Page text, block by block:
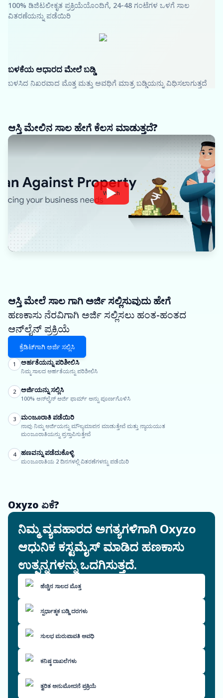
100% ಡಿಜಿಟಲೀಕೃತ ಪ್ರಕ್ರಿಯೆಯೊಂದಿಗೆ, 24-48 ಗಂಟೆಗಳ ಒಳಗೆ ಸಾಲ
ವಿತರಣೆಯನ್ನು ಪಡೆಯಿರಿ
ಬಳಕೆಯ ಆಧಾರದ ಮೇಲೆ ಬಡ್ಡಿ
ಬಳಸಿದ ನಿಖರವಾದ ಮೊತ್ತ ಮತ್ತು ಅವಧಿಗೆ ಮಾತ್ರ ಬಡ್ಡಿಯನ್ನು ವಿಧಿಸಲಾಗುತ್ತದೆ
ಆಸ್ತಿ ಮೇಲಿನ ಸಾಲ ಹೇಗೆ ಕೆಲಸ ಮಾಡುತ್ತದೆ?
Watch
ಆಸ್ತಿ ಮೇಲೆ ಸಾಲ ಗಾಗಿ ಅರ್ಜಿ ಸಲ್ಲಿಸುವುದು ಹೇಗೆ
ಹಣಕಾಸು ನೆರವಿಗಾಗಿ ಅರ್ಜಿ ಸಲ್ಲಿಸಲು ಹಂತ-ಹಂತದ
ಆನ್‌ಲೈನ್ ಪ್ರಕ್ರಿಯೆ
ಕ್ರೆಡಿಟ್‌ಗಾಗಿ ಅರ್ಜಿ ಸಲ್ಲಿಸಿ
1 ಅರ್ಹತೆಯನ್ನು ಪರಿಶೀಲಿಸಿ
ನಿಮ್ಮ ಸಾಲದ ಅರ್ಹತೆಯನ್ನು ಪರಿಶೀಲಿಸಿ
2 ಅರ್ಜಿಯನ್ನು ಸಲ್ಲಿಸಿ
100% ಆನ್‌ಲೈನ್ ಅರ್ಜಿ ಫಾರ್ಮ್ ಅನ್ನು ಪೂರ್ಣಗೊಳಿಸಿ
3 ಮಂಜೂರಾತಿ ಪಡೆಯಿರಿ
ನಾವು ನಿಮ್ಮ ಅರ್ಜಿಯನ್ನು ಮೌಲ್ಯಮಾಪನ ಮಾಡುತ್ತೇವೆ ಮತ್ತು ನ್ಯಾಯಯುತ
ಮಂಜೂರಾತಿಯನ್ನು ಪ್ರಸ್ತಾಪಿಸುತ್ತೇವೆ
4 ಹಣವನ್ನು ಪಡೆದುಕೊಳ್ಳಿ
ಮಂಜೂರಾತಿಯ 2 ದಿನಗಳಲ್ಲಿ ವಿತರಣೆಗಳನ್ನು ಪಡೆಯಿರಿ
Oxyzo ಏಕೆ?
ನಿಮ್ಮ ವ್ಯವಹಾರದ ಅಗತ್ಯಗಳಿಗಾಗಿ Oxyzo
ಆಧುನಿಕ ಕಸ್ಟಮೈಸ್ ಮಾಡಿದ ಹಣಕಾಸು
ಉತ್ಪನ್ನಗಳನ್ನು ಒದಗಿಸುತ್ತದೆ.
ಹೆಚ್ಚಿನ ಸಾಲದ ಮೊತ್ತ
ಸ್ಪರ್ಧಾತ್ಮಕ ಬಡ್ಡಿ ದರಗಳು
ಸುಲಭ ಮರುಪಾವತಿ ಅವಧಿ
ಕನಿಷ್ಠ ದಾಖಲೆಗಳು
ತ್ವರಿತ ಅನುಮೋದನೆ ಪ್ರಕ್ರಿಯೆ